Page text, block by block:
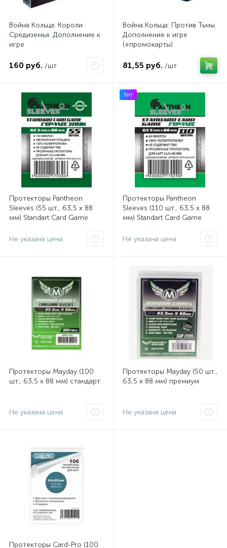
Война Кольца: Короли
Средиземья. Дополнение к
игре
160 руб. /шт
Война Кольца: Против Тьмы.
Дополнение к игре
(+промокарты)
81,55 руб. /шт
Протекторы Pantheon
Sleeves (55 шт., 63,5 x 88
мм) Standart Card Game
Не указана цена
Хит
Протекторы Pantheon
Sleeves (110 шт., 63,5 x 88
мм) Standart Card Game
Не указана цена
Протекторы Mayday (100
шт., 63,5 x 88 мм) стандарт
Не указана цена
Протекторы Mayday (50 шт.,
63,5 x 88 мм) премиум
Не указана цена
Протекторы Card-Pro (100